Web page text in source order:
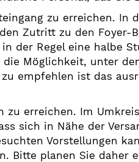
zu erreichen. In
Zutritt zu den Foyer-
der Regel eine halbe
Möglichkeit, unter
empfehlen ist das
erreichen. Im
sich in Nähe der
Vorstellungen
Bitte planen Sie daher